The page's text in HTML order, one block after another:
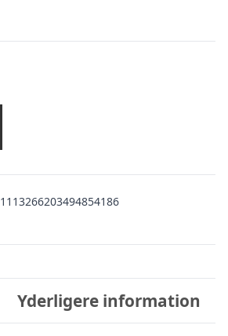
1113266203494854186
Yderligere information